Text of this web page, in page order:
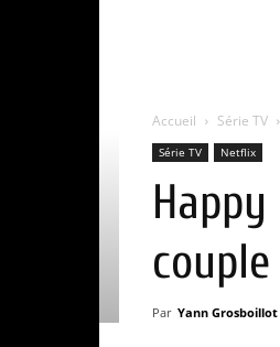
Accueil Série TV
Série TV Netflix
couple
Par Yann Grosboillot